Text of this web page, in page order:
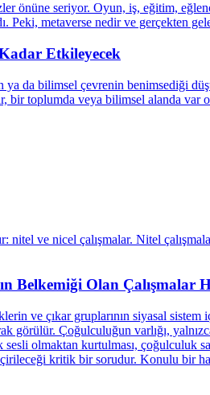
Etkileyecek
Belkemiği Olan Çalışmalar